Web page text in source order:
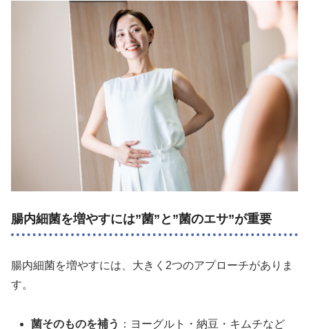
腸内細菌を増やすには”菌”と”菌のエサ”が重要
腸内細菌を増やすには、大きく2つのアプローチがありま
す。
菌そのものを補う ：ヨーグルト・納豆・キムチなど